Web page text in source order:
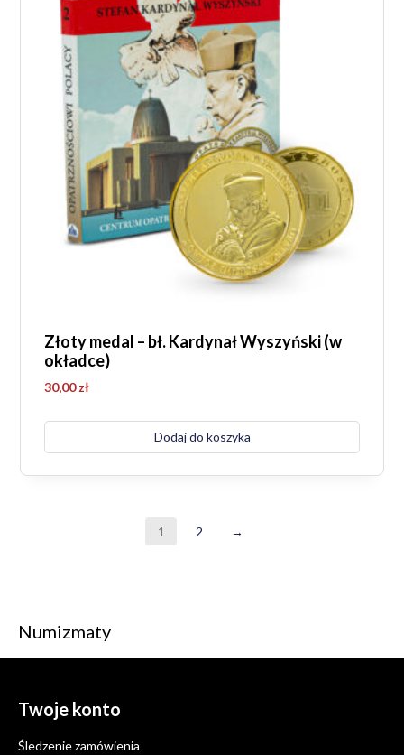
Złoty medal – bł. Kardynał Wyszyński (w
okładce)
30,00zł
Dodaj do koszyka
1 2 →
Numizmaty
Twoje konto
Śledzenie zamówienia